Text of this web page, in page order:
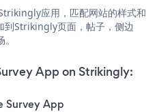
应用，匹配网站的样式和
Strikingly页面，帖子，侧边
App on Strikingly:
Survey App